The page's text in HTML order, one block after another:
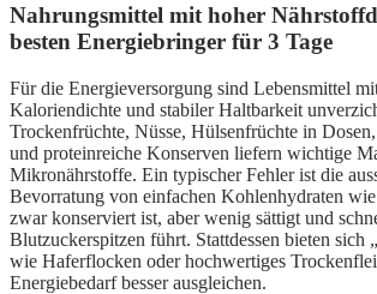
Nahrungsmittel mit hoher
besten Energiebringer für 3 Tage
Für die Energieversorgung sind Lebensmittel
Kaloriendichte und stabiler Haltbarkeit
Trockenfrüchte, Nüsse, Hülsenfrüchte in
und proteinreiche Konserven liefern wichtige
Mikronährstoffe. Ein typischer Fehler ist die
Bevorratung von einfachen Kohlenhydraten
zwar konserviert ist, aber wenig sättigt und
Blutzuckerspitzen führt. Stattdessen bieten sich
wie Haferflocken oder hochwertiges
Energiebedarf besser ausgleichen.